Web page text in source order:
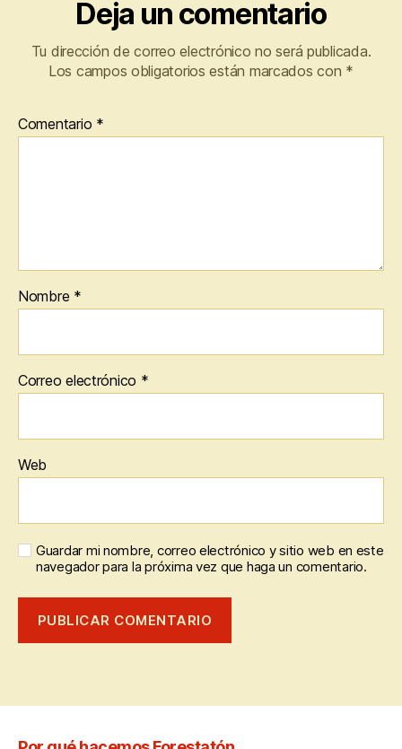
Deja un comentario
Tu dirección de correo electrónico no será publicada.
Los campos obligatorios están marcados con *
Comentario *
Nombre *
Correo electrónico *
Web
Guardar mi nombre, correo electrónico y sitio web en este
navegador para la próxima vez que haga un comentario.